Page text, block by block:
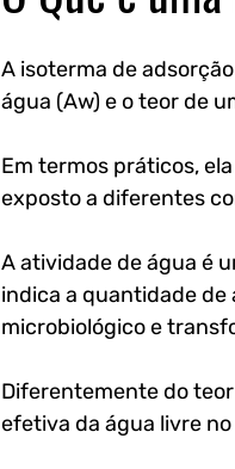
A isoterma de
água (Aw) e o teor de
Em termos práticos,
exposto a diferentes
A atividade de água é
indica a quantidade
microbiológico e
Diferentemente do
efetiva da água livre